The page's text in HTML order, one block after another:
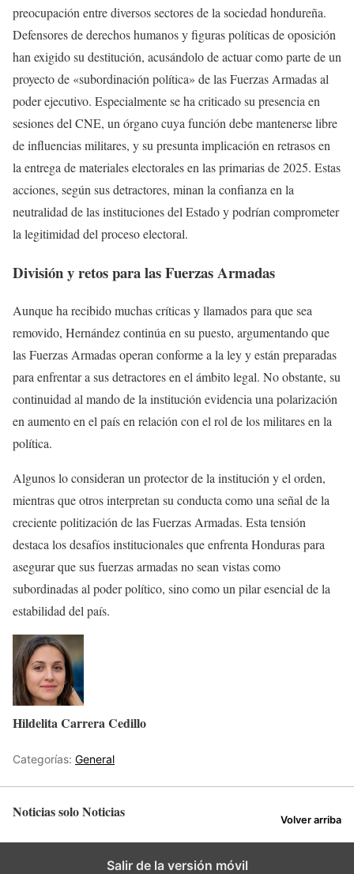
preocupación entre diversos sectores de la sociedad hondureña.
Defensores de derechos humanos y figuras políticas de oposición
han exigido su destitución, acusándolo de actuar como parte de un
proyecto de «subordinación política» de las Fuerzas Armadas al
poder ejecutivo. Especialmente se ha criticado su presencia en
sesiones del CNE, un órgano cuya función debe mantenerse libre
de influencias militares, y su presunta implicación en retrasos en
la entrega de materiales electorales en las primarias de 2025. Estas
acciones, según sus detractores, minan la confianza en la
neutralidad de las instituciones del Estado y podrían comprometer
la legitimidad del proceso electoral.
División y retos para las Fuerzas Armadas
Aunque ha recibido muchas críticas y llamados para que sea
removido, Hernández continúa en su puesto, argumentando que
las Fuerzas Armadas operan conforme a la ley y están preparadas
para enfrentar a sus detractores en el ámbito legal. No obstante, su
continuidad al mando de la institución evidencia una polarización
en aumento en el país en relación con el rol de los militares en la
política.
Algunos lo consideran un protector de la institución y el orden,
mientras que otros interpretan su conducta como una señal de la
creciente politización de las Fuerzas Armadas. Esta tensión
destaca los desafíos institucionales que enfrenta Honduras para
asegurar que sus fuerzas armadas no sean vistas como
subordinadas al poder político, sino como un pilar esencial de la
estabilidad del país.
Hildelita Carrera Cedillo
Categorías: General
Noticias solo Noticias Volver arriba
Salir de la versión móvil